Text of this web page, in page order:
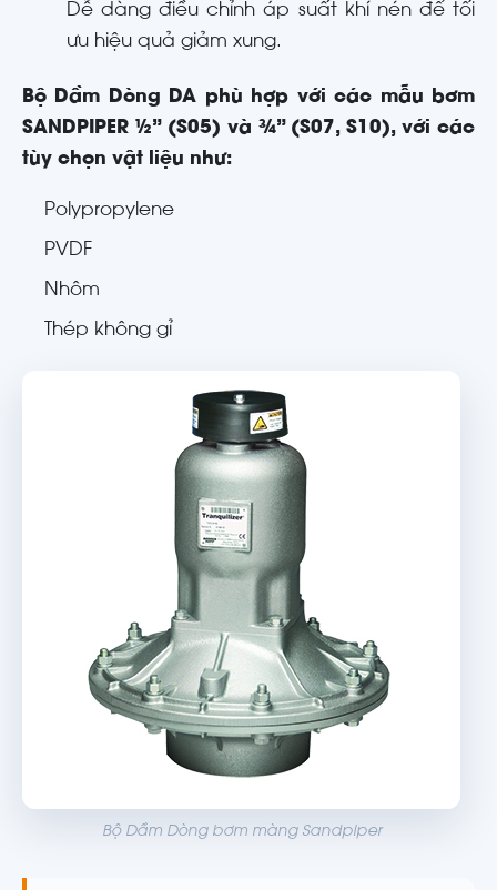
Dễ dàng điều chỉnh áp suất khí nén để tối
ưu hiệu quả giảm xung.
Bộ Dầm Dòng DA phù hợp với các mẫu bơm
SANDPIPER ½” (S05) và ¾” (S07, S10), với các
tùy chọn vật liệu như:
Polypropylene
PVDF
Nhôm
Thép không gỉ
Bộ Dầm Dòng bơm màng Sandpiper